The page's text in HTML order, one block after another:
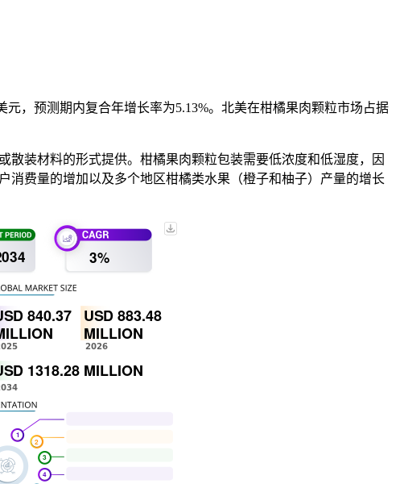
元，预测期内复合年增长率为5.13%。北美在柑橘果肉颗粒市场占据
装材料的形式提供。柑橘果肉颗粒包装需要低浓度和低湿度，因
消费量的增加以及多个地区柑橘类水果（橙子和柚子）产量的增长